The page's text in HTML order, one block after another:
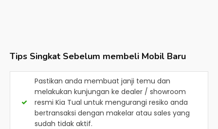
Tips Singkat Sebelum membeli Mobil Baru
Pastikan anda membuat janji temu dan
melakukan kunjungan ke dealer / showroom
resmi Kia Tual untuk mengurangi resiko anda
bertransaksi dengan makelar atau sales yang
sudah tidak aktif.